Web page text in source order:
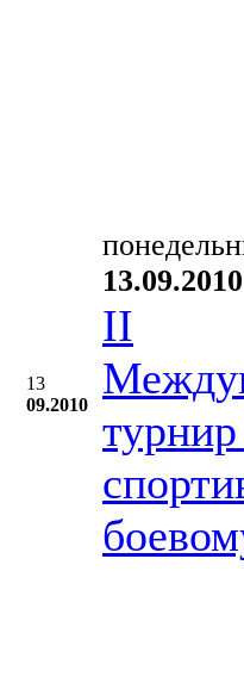
13
09.2010
II